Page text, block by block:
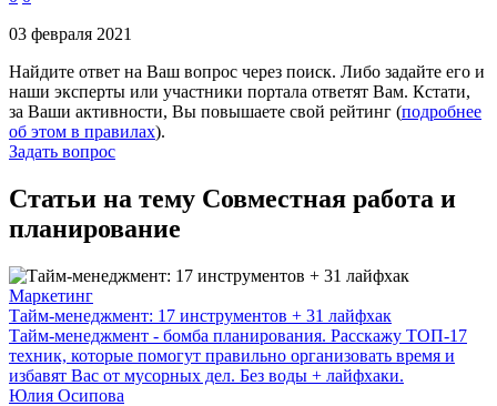
03 февраля 2021
Найдите ответ на Ваш вопрос через поиск. Либо задайте его и
наши эксперты или участники портала ответят Вам. Кстати,
за Ваши активности, Вы повышаете свой рейтинг (подробнее
об этом в правилах).
Задать вопрос
Статьи на тему Совместная работа и
планирование
Маркетинг
Тайм-менеджмент: 17 инструментов + 31 лайфхак
Тайм-менеджмент - бомба планирования. Расскажу ТОП-17
техник, которые помогут правильно организовать время и
избавят Вас от мусорных дел. Без воды + лайфхаки.
Юлия Осипова